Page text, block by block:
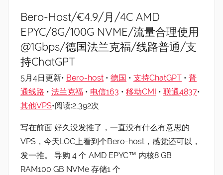
Bero-Host/€4.9/月/4C AMD
EPYC/8G/100G NVME/流量合理使用
@1Gbps/德国法兰克福/线路普通/支
持ChatGPT
5月4日更新• Bero-host • 德国 • 支持ChatGPT • 普
通线路 • 法兰克福 • 电信163 • 移动CMI • 联通4837•
其他VPS•阅读:2,392次
写在前面 好久没发推了，一直没有什么有意思的
VPS，今天LOC上看到个Bero-host，感觉还可以，
发一推。 导购 4 个 AMD EPYC™ 内核8 GB
RAM100 GB NVMe 存储1 个